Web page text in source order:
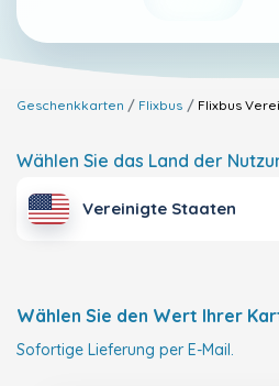
Geschenkkarten Flixbus Flixbus
Wählen Sie das Land der
Vereinigte Staaten
Wählen Sie den Wert Ihrer
Sofortige Lieferung per E-Mail.